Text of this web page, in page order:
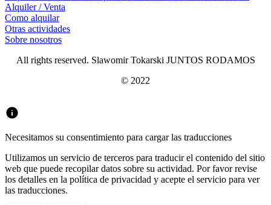
Alquiler / Venta
Como alquilar
Otras actividades
Sobre nosotros
All rights reserved. Slawomir Tokarski JUNTOS RODAMOS
© 2022
Necesitamos su consentimiento para cargar las traducciones
Utilizamos un servicio de terceros para traducir el contenido del sitio
web que puede recopilar datos sobre su actividad. Por favor revise
los detalles en la política de privacidad y acepte el servicio para ver
las traducciones.